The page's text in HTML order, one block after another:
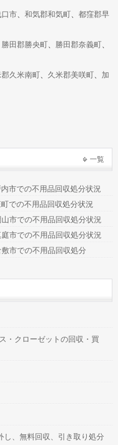
口市 、和気郡和気町 、都窪郡早
勝田郡勝央町 勝田郡奈義町
郡久米南町 久米郡美咲町
加
一覧
市での不用品回収処分状況
での不用品回収処分状況
市での不用品回収処分状況
市での不用品回収処分状況
市での不用品回収処分
・クローゼットの回収・買
し、無料回収、引き取り処分